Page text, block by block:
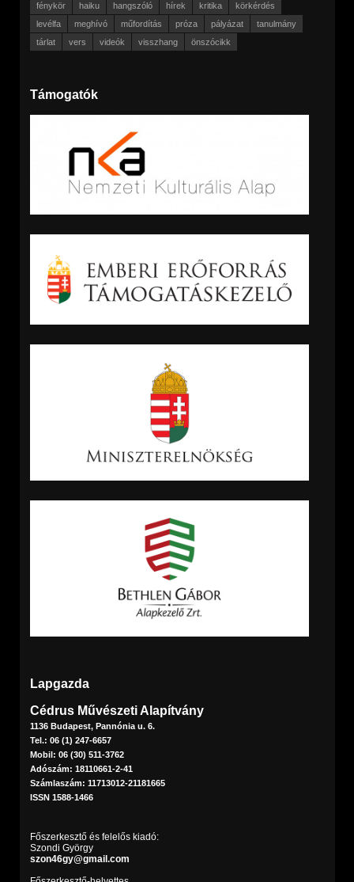
fénykör
haiku hangszóló hírek kritika
körkérdés
levélfa
meghívó műfordítás próza pályázat
tanulmány
tárlat
vers videók visszhang önszócikk
Támogatók
Lapgazda
Cédrus Művészeti Alapítvány
1136 Budapest, Pannónia u. 6.
Tel.: 06 (1) 247-6657
Mobil: 06 (30) 511-3762
Adószám: 18110661-2-41
Számlaszám: 11713012-21181665
ISSN 1588-1466
Főszerkesztő és felelős kiadó:
Szondi György
szon46gy@gmail.com